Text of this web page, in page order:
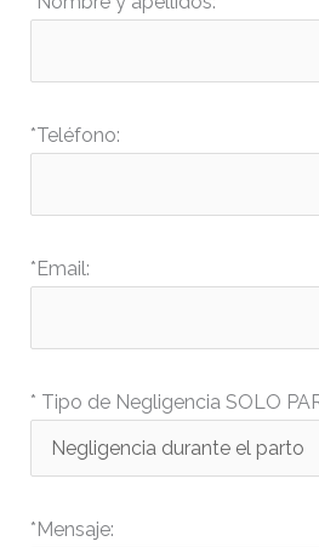
*Teléfono:
*Email:
* Tipo de Negligencia SOLO
*Mensaje: